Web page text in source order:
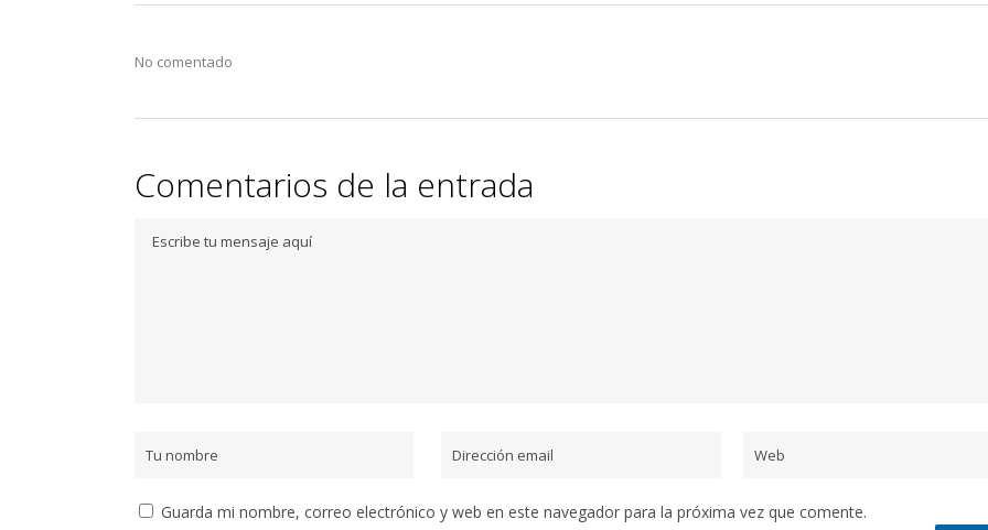
No comentado
Comentarios de la entrada
Guarda mi nombre, correo electrónico y web en este navegador para la próxima vez que comente.